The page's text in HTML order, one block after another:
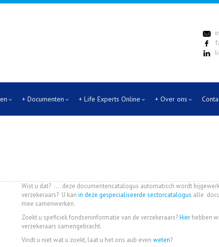
+ Documenten + Life Experts Online + Over ons
Wist u dat? .... deze documentencatalogus automatisch wordt
verzekeraars? U kan in deze gespecialiseerde sectorcatalogus alle
mee samenwerken.
Zoekt u speficiek fondseninformatie van de verzekeraars?Hier hebben
verzekeraars samengebracht.
Vindt u niet wat u zoekt, laat u het ons aub even weten?